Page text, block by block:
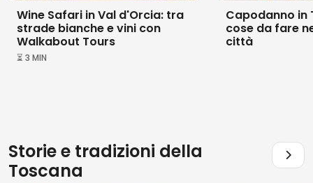
Wine Safari in Val d'Orcia: tra
strade bianche e vini con
Walkabout Tours
⏳ 3 MIN
Capodanno in
cose da fare
città
Storie e tradizioni della
Toscana